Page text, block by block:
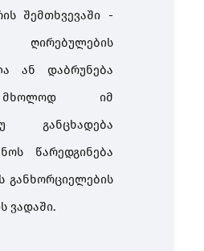
შემთხვევაში -
ან დაბრუნება
მხოლოდ იმ
განცხადება
წარედგინება
განხორციელების
ვადაში.